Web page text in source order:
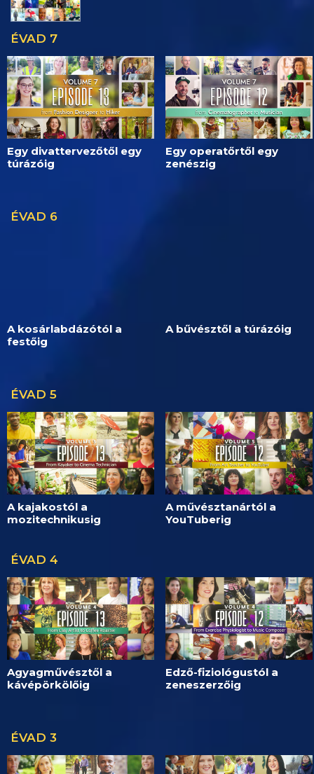
ÉVAD 7
Egy divattervezőtől egy
túrázóig
Egy operatőrtől egy
zenészig
ÉVAD 6
A kosárlabdázótól a
festőig
A bűvésztől a túrázóig
ÉVAD 5
A kajakostól a
mozitechnikusig
A művésztanártól a
YouTuberig
ÉVAD 4
Agyagművésztől a
kávépörkölőig
Edző-fiziológustól a
zeneszerzőig
ÉVAD 3